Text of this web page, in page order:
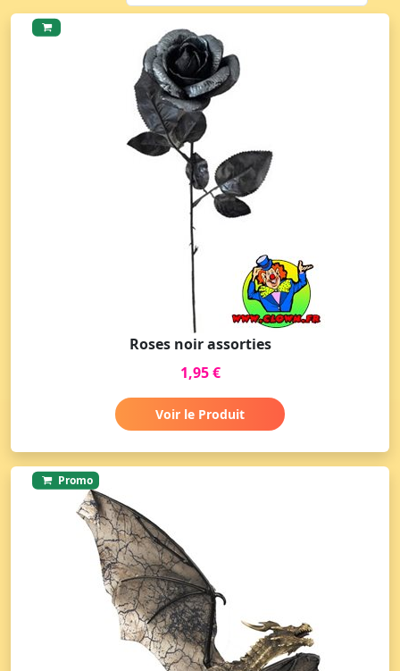
Roses noir assorties
1,95 €
Voir le Produit
Promo